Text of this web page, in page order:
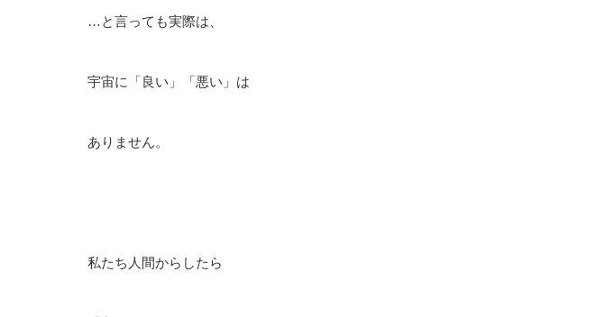
…と言っても実際は、
宇宙に「良い」「悪い」は
ありません。
私たち人間からしたら